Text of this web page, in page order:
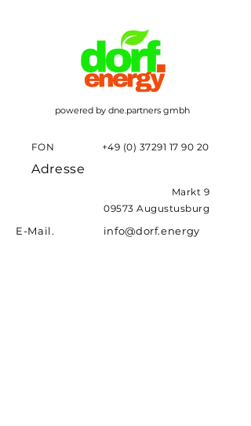
powered by dne.partners gmbh
FON +49 (0) 37291 17 90 20
Adresse
Markt 9
09573 Augustusburg
E-Mail. info@dorf.energy